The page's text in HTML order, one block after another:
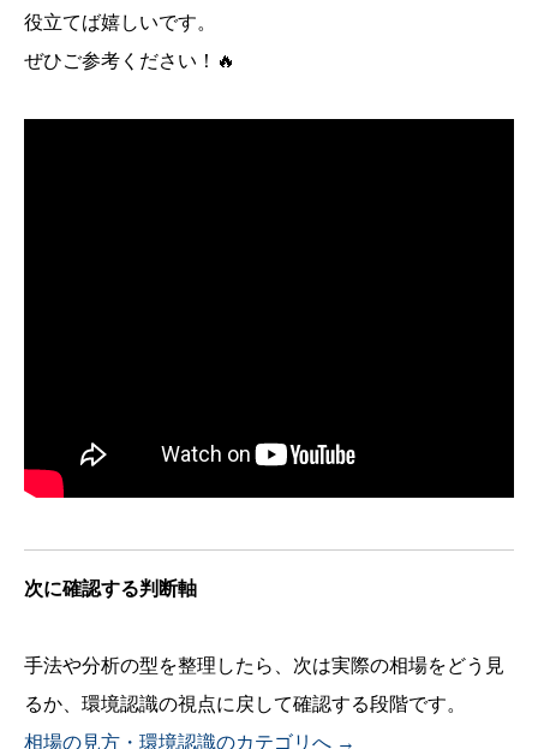
役立てば嬉しいです。
ぜひご参考ください！🔥
次に確認する判断軸
手法や分析の型を整理したら、次は実際の相場をどう見
るか、環境認識の視点に戻して確認する段階です。
相場の見方・環境認識のカテゴリへ →